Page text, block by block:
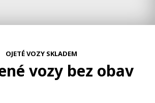
OJETÉ VOZY SKLADEM
vozy bez obav